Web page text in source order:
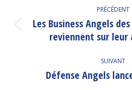
ARTICLE
PRÉCÉDENT
Les Business Angels
reviennent sur leur
SUIVANT
Défense Angels